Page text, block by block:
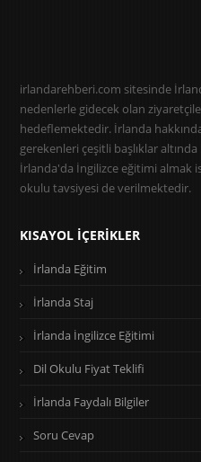
irlandarehberi.com sitesinde
nedenlerle gidecek olan
hedeflemektedir. İrlanda
gerekenleri çeşitli başlıklar
İrlanda'da İngilizce eğitimi almak
okulu tavsiyesi de verilmektedir.
KISAYOL İÇERIKLER
İrlanda Eğitim
İrlanda Staj
İrlanda İngilizce Eğitimi
Dil Okulu Fiyat Teklifi
İrlanda Faydalı Bilgiler
Soru Cevap